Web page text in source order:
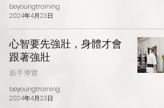
beyoungtraining
2024年4月23日
心智要先強壯，身體才會
跟著強壯
新手導覽
beyoungtraining
2024年4月23日